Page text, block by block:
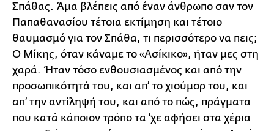
Σπάθας. Άμα βλέπεις από έναν άνθρωπο σαν τον
Παπαθανασίου τέτοια εκτίμηση και τέτοιο
θαυμασμό για τον Σπάθα, τι περισσότερο να πεις;
Ο Μίκης, όταν κάναμε το «Ασίκικο», ήταν μες στη
χαρά. Ήταν τόσο ενθουσιασμένος και από την
προσωπικότητά του, και απ’ το χιούμορ του, και
απ’ την αντίληψή του, και από το πώς, πράγματα
που κατά κάποιον τρόπο τα ’χε αφήσει στα χέρια